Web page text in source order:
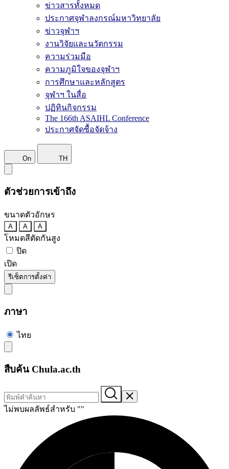
ข่าวสารทั้งหมด
ประกาศจุฬาลงกรณ์มหาวิทยาลัย
ข่าวจุฬาฯ
งานวิจัยและนวัตกรรม
ความร่วมมือ
ความภูมิใจของจุฬาฯ
การศึกษาและหลักสูตร
จุฬาฯ ในสื่อ
ปฏิทินกิจกรรม
The 166th ASAIHL Conference
ประกาศจัดซื้อจัดจ้าง
On TH
ตัวช่วยการเข้าถึง
ขนาดตัวอักษร
A A A
โหมดสีตัดกันสูง
ปิด
เปิด
รีเซ็ตการตั้งค่า
ภาษา
ไทย
สืบค้น Chula.ac.th
ไม่พบผลลัพธ์สำหรับ ""